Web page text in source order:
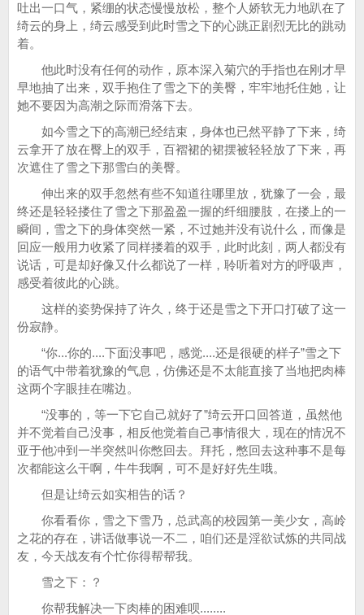
吐出一口气，紧绷的状态慢慢放松，整个人娇软无力地趴在了
绮云的身上，绮云感受到此时雪之下的心跳正剧烈无比的跳动
着。
他此时没有任何的动作，原本深入菊穴的手指也在刚才早
早地抽了出来，双手抱住了雪之下的美臀，牢牢地托住她，让
她不要因为高潮之际而滑落下去。
如今雪之下的高潮已经结束，身体也已然平静了下来，绮
云拿开了放在臀上的双手，百褶裙的裙摆被轻轻放了下来，再
次遮住了雪之下那雪白的美臀。
伸出来的双手忽然有些不知道往哪里放，犹豫了一会，最
终还是轻轻搂住了雪之下那盈盈一握的纤细腰肢，在搂上的一
瞬间，雪之下的身体突然一紧，不过她并没有说什么，而像是
回应一般用力收紧了同样搂着的双手，此时此刻，两人都没有
说话，可是却好像又什么都说了一样，聆听着对方的呼吸声，
感受着彼此的心跳。
这样的姿势保持了许久，终于还是雪之下开口打破了这一
份寂静。
“你...你的....下面没事吧，感觉....还是很硬的样子”雪之下
的语气中带着犹豫的气息，仿佛还是不太能直接了当地把肉棒
这两个字眼挂在嘴边。
“没事的，等一下它自己就好了”绮云开口回答道，虽然他
并不觉着自己没事，相反他觉着自己事情很大，现在的情况不
亚于他冲到一半突然叫你憋回去。拜托，憋回去这种事不是每
次都能这么干啊，牛牛我啊，可不是好好先生哦。
但是让绮云如实相告的话？
你看看你，雪之下雪乃，总武高的校园第一美少女，高岭
之花的存在，讲话做事说一不二，咱们还是淫欲试炼的共同战
友，今天战友有个忙你得帮帮我。
雪之下：？
你帮我解决一下肉棒的困难呗........